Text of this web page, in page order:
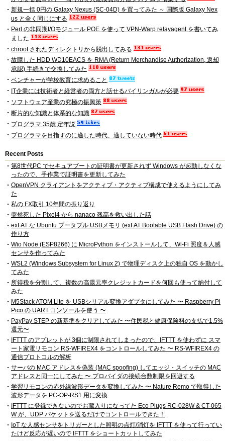
新規一括 0円の Galaxy Nexus (SC-04D) を買ってみた ～ 国際版 Galaxy Nex
us と全く同じにする
Perl の非同期I/Oモジュール POE を使って VPN-Warp relayagent を書いてみ
ました
chroot されたディレクトリから脱出してみる
故障した HDD WD10EACS を RMA (Return Merchandise Authorization, 返却
承認) 手続きで交換してみた
ベンチャーが学校教育に求めること
IT企業には技術者と経営者の両方と話せるバイリンガルが必要
ソフトウェア産業の究極の振興策
断片的な知識と体系的な知識
プログラマ 35歳 定年説
プログラマを目指すのに適した時代、適していない時代
Recent Posts
第8世代PC でセキュアブートの証明書が更新されず Windows が起動しなくな
ったので、手作業で証明書を更新してみた
OpenVPN クライアントをアクティブ・アクティブ構成で使えるようにしてみ
た
私の FX取引 10年間の振り返り
突然死した Pixel4 から nanaco 残高を救い出した話
exFAT な Ubuntu ブータブル USBメモリ (exFAT Bootable USB Flash Drive) の
作り方
Wio Node (ESP8266) に MicroPython をインストールして、Wi-Fi 照度＆人感
センサを作ってみた
WSL2 (Windows Subsystem for Linux 2) で物理ディスク上の独自 OS を動かし
てみた
所得税を分割して、複数の高還元率クレジットカードを何回も使って納付して
みた
M5Stack ATOM Lite を USBシリアル変換アダプタにしてみた 〜 Raspberry Pi
Pico の UART コンソールを使う 〜
PayPay STEP の新基準をクリアしてみた 〜住民税と健康保険料の支払で1.5%
還元〜
IFTTT のアプレットが 3個に制限されてしまったので、IFTTT を使わずに スマ
ート家電リモコン RS-WFIREX4 をコントロールしてみた 〜 RS-WFIREX4 の
通信プロトコルの解析
サーバの MAC アドレスを偽装 (MAC spoofing) してエッジ・スイッチの MAC
アドレスと同一にしてみた 〜 プロバイダの接続台数制限を回避する
学習リモコンの赤外線波形データを変換してみた 〜 Nature Remo で取得した
波形データを PC-OP-RS1 用に変換
IFTTT に登録できないのでお蔵入りになってた Eco Plugs RC-028W & CT-065
W が、UDP パケットを送るだけでコントロールできた！
IoT な人感センサをトリガーとした照明の点灯/消灯を IFTTT を使って行ってい
たけど反応が遅いので IFTTT をショートカットしてみた